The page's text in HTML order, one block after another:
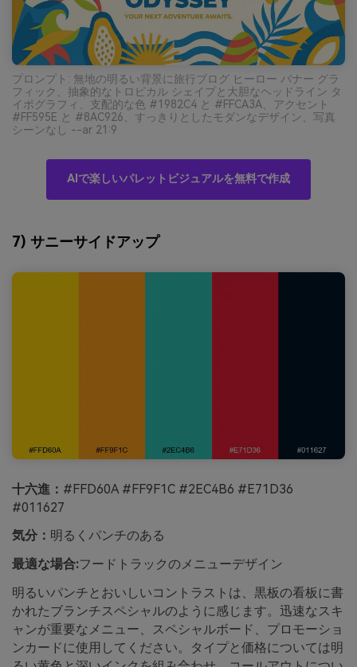
プロンプト: 無地の明るい背景に旅行ブログ ヒーロー バナー グラ
フィック、抽象的なトロピカル シェイプと大胆なヘッドライン タ
イポグラフィ、支配的な色 #1982C4 と #FFCA3A、アクセント
#FF595E と #8AC926、すっきりとしたモダンなデザイン、写真
シーンなし --ar 21:9
AIで楽しいパレットビジュアルを無料で作成
7) サニーサイドアップ
十六進： #FFD60A #FF9F1C #2EC4B6 #E71D36
#011627
気分： 明るくパンチのある
最適な場合:フードトラックのメニューデザイン
明るいパンチとおいしいコントラストは、黒板の看板に書
かれたブランチスペシャルのように感じます。迅速なスキ
ャンが重要なメニュー、スペシャルボード、プロモーショ
ンカードに使用してください。タイプと価格については明